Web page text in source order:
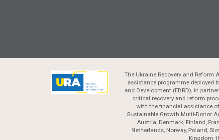
The Ukraine Recovery and Reform
assistance programme deployed
and Development (EBRD), in
critical recovery and reform
with the financial assistance
Sustainable Growth Multi-Donor
Austria, Denmark, Finland,
Netherlands, Norway, Poland,
Kingdom,